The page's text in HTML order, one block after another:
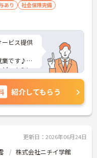
あり
社会保険完備
ービス提供
業です♪
、さらに
相談くださ
紹介してもらう
更新日：2026年06月24日
株式会社ニチイ学館